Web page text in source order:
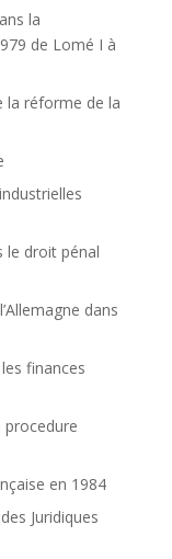
la
de Lomé I à
la réforme de la
le droit pénal
dans
finances
procedure
en 1984
Juridiques